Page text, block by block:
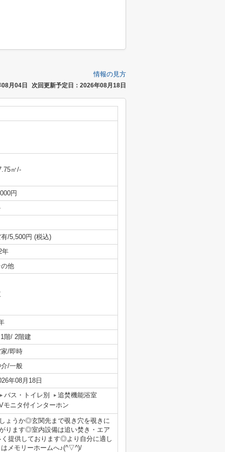
情報の見方
月04日 次回更新予定日：2026年08月18日
㎡/-
円
/5,500円 (税込)
年
他
階/ 2階建
/即時
/一般
年08月18日
バス・トイレ別
追焚機能浴室
モニタ付インターホン
ょうか◎玄関先まで覗き穴を覗きに
ります◎室内設備は追い焚き・エア
提供しております◎より自分に適し
メモリーホームへ♪(^▽^)/